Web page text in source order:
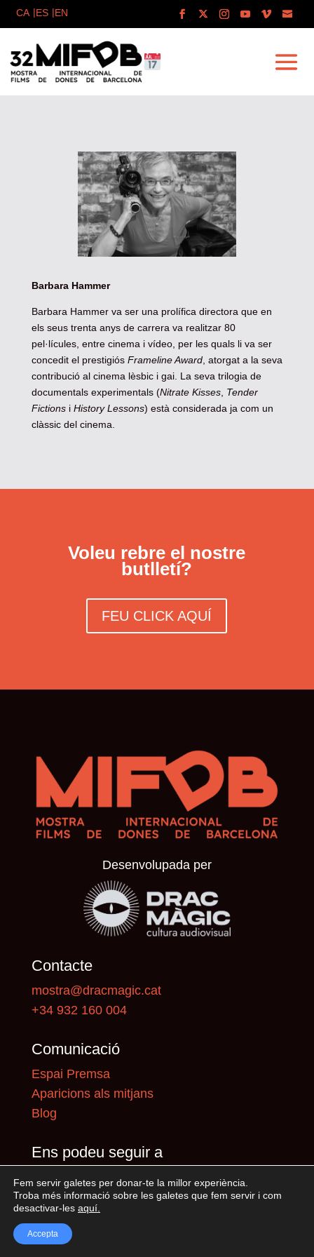
Barbara Hammer
Barbara Hammer va ser una prolífica directora que en
els seus trenta anys de carrera va realitzar 80
pel·lícules, entre cinema i vídeo, per les quals li va ser
concedit el prestigiós Frameline Award, atorgat a la seva
contribució al cinema lèsbic i gai. La seva trilogia de
documentals experimentals (Nitrate Kisses, Tender
FictionsiHistory Lessons) està considerada ja com un
clàssic del cinema.
Voleu rebre el nostre
butlletí?
FEU CLICK AQUÍ
Desenvolupada per
Contacte
mostra@dracmagic.cat
+34 932 160 004
Comunicació
Espai Premsa
Aparicions als mitjans
Blog
Ens podeu seguir a
Fem servir galetes per donar-te la millor experiència.
Troba més informació sobre les galetes que fem servir i com
desactivar-les aquí
Accepta